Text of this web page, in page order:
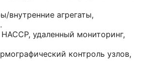
внутренние агрегаты,
удаленный мониторинг,
контроль узлов,